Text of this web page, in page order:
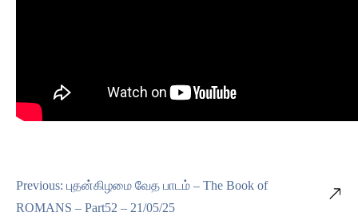
Previous: புதன்கிழமை வேத பாடம் – The Book of
ROMANS – Part52 – 21/05/25